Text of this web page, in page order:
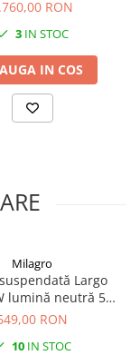
cu aplica de
gamă pentru a
RON
3IN STOC
IN COS
Milagro
Largo
lumină neutră 50
cm auriu
RON
10 IN STOC